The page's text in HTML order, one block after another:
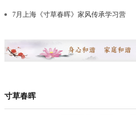
7月上海《寸草春晖》家风传承学习营
寸草春晖